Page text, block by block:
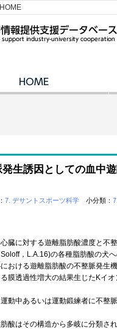
生誘因としての血中
7. デサントスポーツ科学 小分類：
臓に対する遊離脂肪酸濃度と不
，L.A.16)の各種脂肪酸の犬
おける遊離脂肪酸の不整脈発生
膜透過性増大の結果生じたKイ
動中あるいは運動鍛練者に不整
酸はその構造から多岐に分類さ